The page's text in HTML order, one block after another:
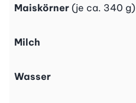
Maiskörner (je ca. 340 g)
Milch
Wasser